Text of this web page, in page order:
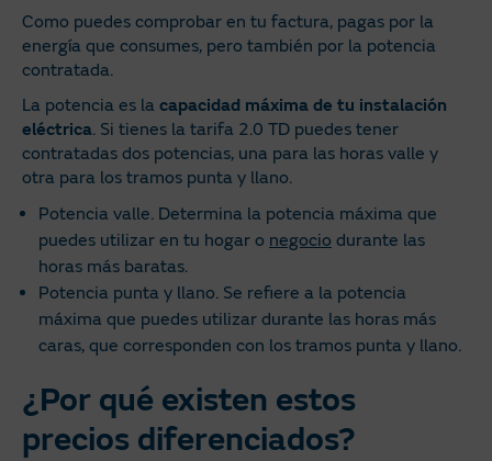
Como puedes comprobar en tu factura, pagas por la
energía que consumes, pero también por la potencia
contratada.
La potencia es la capacidad máxima de tu instalación
eléctrica. Si tienes la tarifa 2.0 TD puedes tener
contratadas dos potencias, una para las horas valle y
otra para los tramos punta y llano.
Potencia valle. Determina la potencia máxima que
puedes utilizar en tu hogar o negocio durante las
horas más baratas.
Potencia punta y llano. Se refiere a la potencia
máxima que puedes utilizar durante las horas más
caras, que corresponden con los tramos punta y llano.
¿Por qué existen estos
precios diferenciados?